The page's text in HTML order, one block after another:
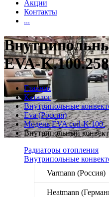
Акции
Контакты
...
EVA-
Главная
Каталог
Внутрипольные
Eva (Россия)
Модель EVA coil-K.100.
Внутрипольный
Радиаторы отопления
Внутрипольные
Varmann (Россия)
Heatmann